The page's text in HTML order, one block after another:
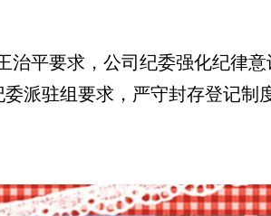
要求，公司纪委强化纪律意
派驻组要求，严守封存登记制